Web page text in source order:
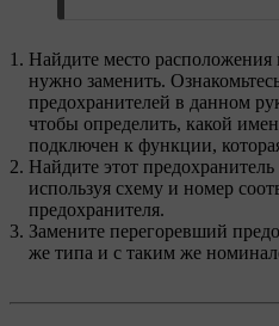
Найдите место расположения
нужно заменить.
предохранителей в данном
чтобы определить, какой
подключен к функции,
Найдите этот
используя схему и номер
предохранителя.
Замените перегоревший
же типа и с таким же